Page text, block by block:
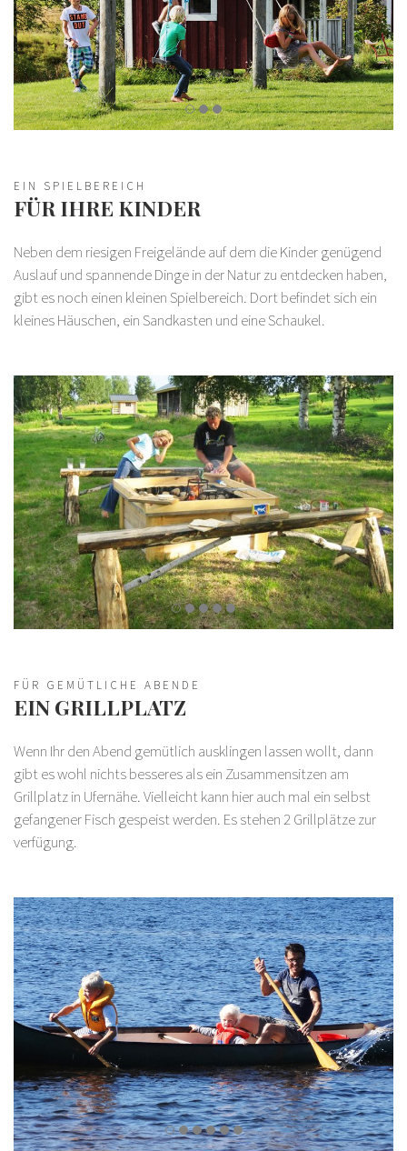
EIN SPIELBEREICH
FÜR IHRE KINDER
Neben dem riesigen Freigelände auf dem die Kinder genügend
Auslauf und spannende Dinge in der Natur zu entdecken haben,
gibt es noch einen kleinen Spielbereich. Dort befindet sich ein
kleines Häuschen, ein Sandkasten und eine Schaukel.
FÜR GEMÜTLICHE ABENDE
EIN GRILLPLATZ
Wenn Ihr den Abend gemütlich ausklingen lassen wollt, dann
gibt es wohl nichts besseres als ein Zusammensitzen am
Grillplatz in Ufernähe. Vielleicht kann hier auch mal ein selbst
gefangener Fisch gespeist werden. Es stehen 2 Grillplätze zur
verfügung.